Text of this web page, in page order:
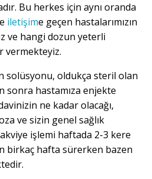
Bu herkes için aynı oranda
iletişime geçen hastalarımızın
ve hangi dozun yeterli
vermekteyiz.
solüsyonu, oldukça steril olan
hastamıza enjekte
ne kadar olacağı,
ve sizin genel sağlık
işlemi haftada 2-3 kere
birkaç hafta sürerken bazen